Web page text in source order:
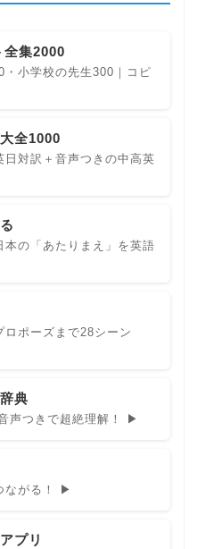
全集2000
小学校の先生300｜コピ
全1000
対訳＋音声つきの中高英
の「あたりまえ」を英語
ロポーズまで28シーン
典
声つきで超絶理解！ ▶
ながる！ ▶
プリ